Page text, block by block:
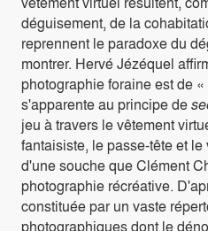
déguisement, de la
reprennent le paradoxe du
montrer. Hervé Jézéquel
photographie foraine est de
s'apparente au principe de
jeu à travers le vêtement
fantaisiste, le passe-tête et
d'une souche que Clément
photographie récréative.
constituée par un vaste
photographiques dont le